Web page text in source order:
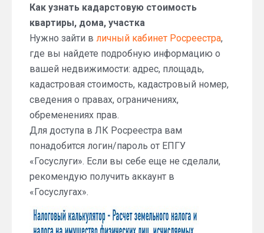
Как узнать кадарстовую стоимость
квартиры, дома, участка
Нужно зайти в личный кабинет Росреестра,
где вы найдете подробную информацию о
вашей недвижимости: адрес, площадь,
кадастровая стоимость, кадастровый номер,
сведения о правах, ограничениях,
обременениях прав.
Для доступа в ЛК Росреестра вам
понадобится логин/пароль от ЕПГУ
«Госуслуги». Если вы себе еще не сделали,
рекомендую получить аккаунт в
«Госуслугах».